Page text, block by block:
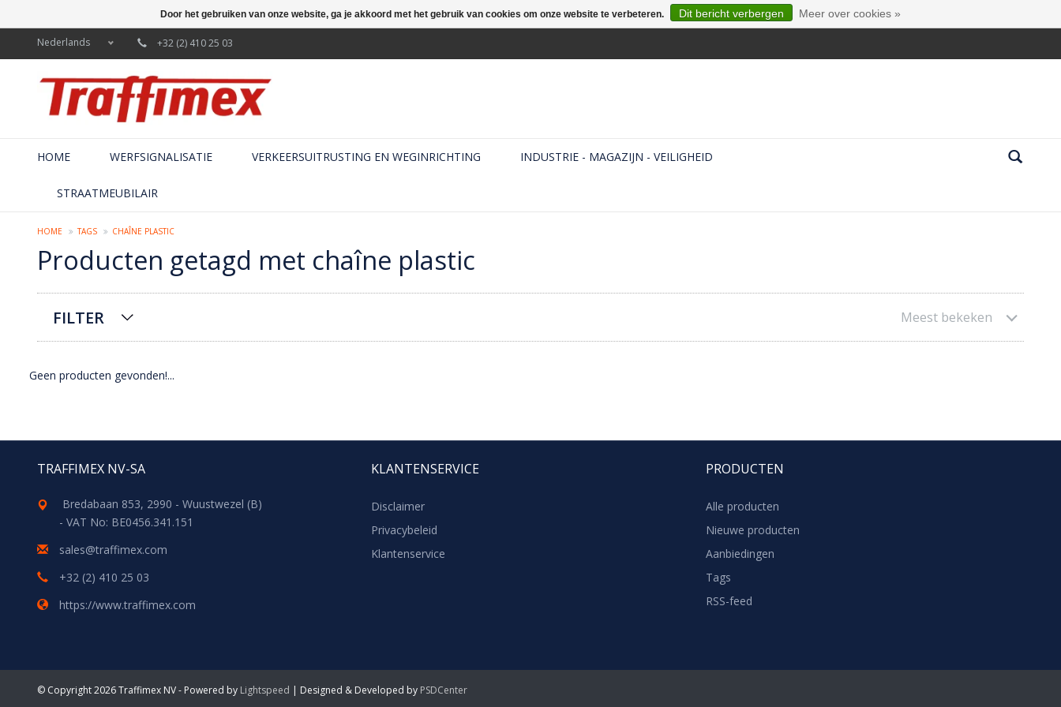
Nederlands +32 (2) 410 25 03
HOME WERFSIGNALISATIE VERKEERSUITRUSTING EN WEGINRICHTING INDUSTRIE - MAGAZIJN - VEILIGHEID
STRAATMEUBILAIR
HOME TAGS CHAÎNE PLASTIC
Producten getagd met chaîne plastic
FILTER Meest bekeken
Geen producten gevonden!...
TRAFFIMEX NV-SA
Bredabaan 853, 2990 - Wuustwezel (B)
- VAT No: BE0456.341.151
sales@traffimex.com
+32 (2) 410 25 03
https://www.traffimex.com
KLANTENSERVICE
Disclaimer
Privacybeleid
Klantenservice
PRODUCTEN
Alle producten
Nieuwe producten
Aanbiedingen
Tags
RSS-feed
© Copyright 2026 Traffimex NV - Powered by Lightspeed | Designed & Developed by PSDCenter
Door het gebruiken van onze website, ga je akkoord met het gebruik van cookies om onze website te verbeteren. Dit bericht verbergen Meer over cookies »